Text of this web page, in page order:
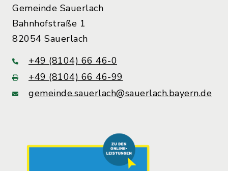
Gemeinde Sauerlach
Bahnhofstraße 1
82054 Sauerlach
+49 (8104) 66 46-0
+49 (8104) 66 46-99
gemeinde.sauerlach@sauerlach.bayern.de